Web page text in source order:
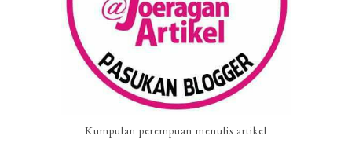
Kumpulan perempuan menulis artikel